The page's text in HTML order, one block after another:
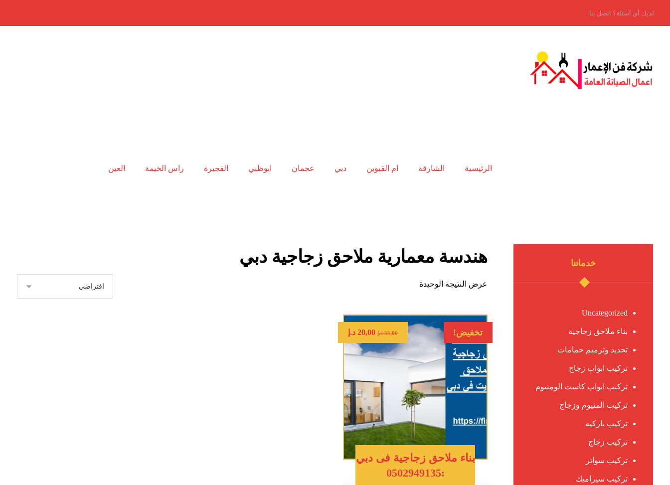
لديك أي أسئلة؟ اتصل بنا
الرئيسية الشارقة ام القيوين دبي عجمان ابوظبي الفجيرة راس الخيمة العين
هندسة معمارية ملاحق زجاجية دبي
عرض النتيجة الوحيدة
تخفيض!
بناء ملاحق زجاجية فى دبي
:0502949135
55,00 د.إ 20,00 د.إ
خدماتنا
Uncategorized
بناء ملاحق زجاجية
تجديد وترميم حمامات
تركيب ابواب زجاج
تركيب ابواب كاست الومنيوم
تركيب المنيوم وزجاج
تركيب باركيه
تركيب زجاج
تركيب سواتر
تركيب سيراميك